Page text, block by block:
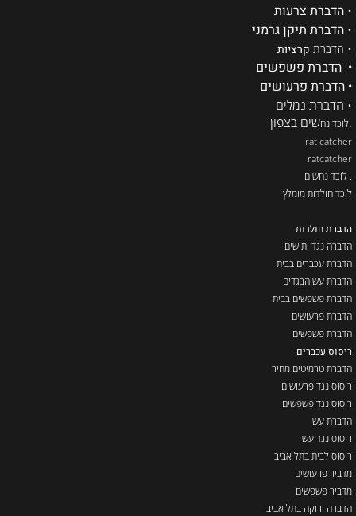
• הדברת צרעות
• הדברת תיקן גרמני
• הדברת קרציות
• הדברת פשפשים
• הדברת פרעושים
• הדברת נמלים
.לוכד נחשים בצפון
rat catcher
ratcatcher
. לוכד נחשים
לוכד חולדות מומלץ
הדברת חולדות
הדברה נגד יתושים
הדברת עכברים בבית
הדברת עש הבגדים
הדברת פשפשים בבית
הדברת פרעושים
הדברת פשפשים
ריסוס עכברים
הדברת טרמיטים מחיר
ריסוס נגד פרעושים
ריסוס נגד פשפשים
הדברת עש
ריסוס נגד עש
ריסוס לבית בתל אביב
מדביר פרעושים
מדביר פשפשים
הדברה ירוקה בתל אביב